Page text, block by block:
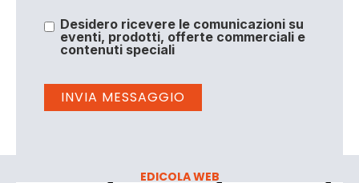
Desidero ricevere le comunicazioni su
eventi, prodotti, offerte commerciali e
contenuti speciali
EDICOLA WEB